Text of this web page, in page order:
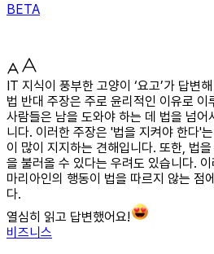
BETA
IT 지식이 풍부한 고양이 ‘요고’가 답변
법 반대 주장은 주로 윤리적인 이유로 이
사람들은 남을 도와야 하는 데 법을 넘
니다. 이러한 주장은 '법을 지켜야 한다'
이 많이 지지하는 견해입니다. 또한, 법
을 불러올 수 있다는 우려도 있습니다.
마리아인의 행동이 법을 따르지 않는 점
다.
열심히 읽고 답변했어요!
비즈니스